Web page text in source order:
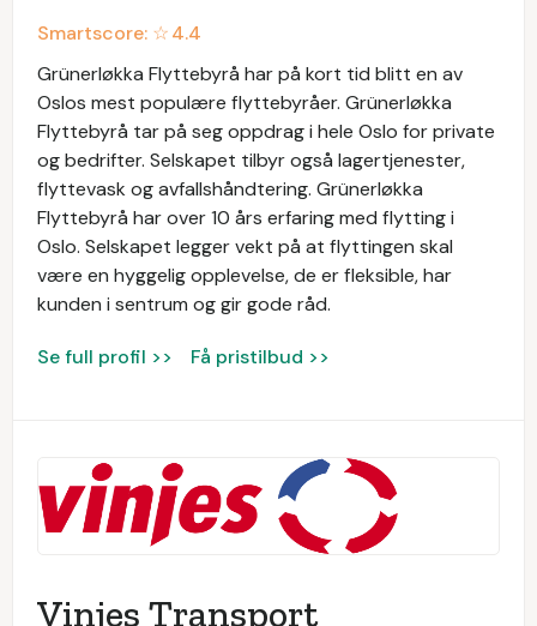
Smartscore: ☆4.4
Grünerløkka Flyttebyrå har på kort tid blitt en av
Oslos mest populære flyttebyråer. Grünerløkka
Flyttebyrå tar på seg oppdrag i hele Oslo for private
og bedrifter. Selskapet tilbyr også lagertjenester,
flyttevask og avfallshåndtering. Grünerløkka
Flyttebyrå har over 10 års erfaring med flytting i
Oslo. Selskapet legger vekt på at flyttingen skal
være en hyggelig opplevelse, de er fleksible, har
kunden i sentrum og gir gode råd.
Se full profil >> Få pristilbud >>
Vinjes Transport